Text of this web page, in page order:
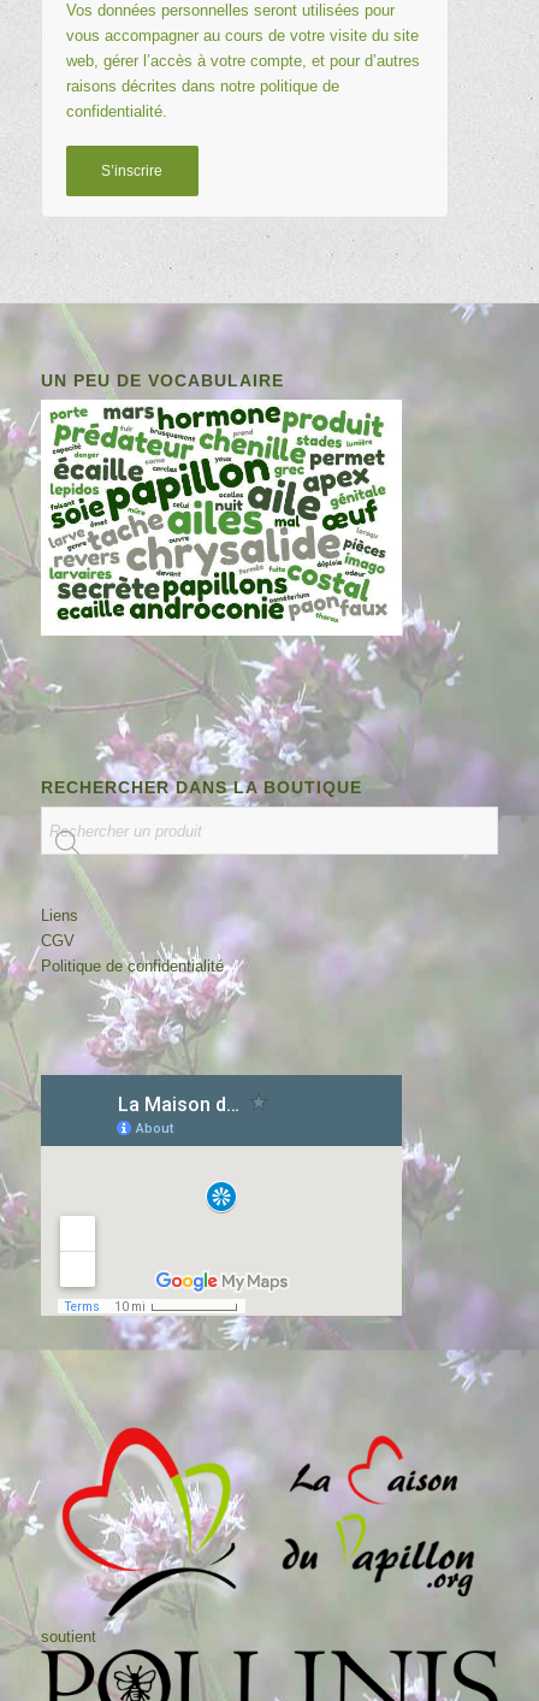
Vos données personnelles seront utilisées pour
vous accompagner au cours de votre visite du site
web, gérer l’accès à votre compte, et pour d’autres
raisons décrites dans notre politique de
confidentialité.
S’inscrire
UN PEU DE VOCABULAIRE
RECHERCHER DANS LA BOUTIQUE
Liens
CGV
Politique de confidentialité
soutient